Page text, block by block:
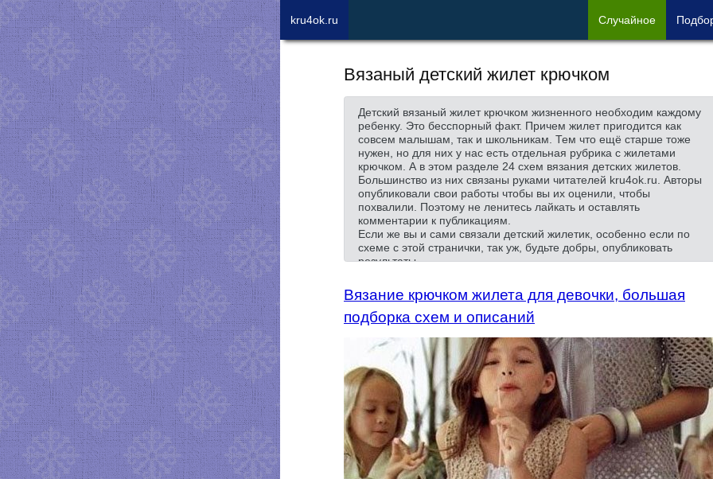
Вязаный детский жилет крючком
Детский вязаный жилет крючком жизненного необходим каждому
ребенку. Это бесспорный факт. Причем жилет пригодится как
совсем малышам, так и школьникам. Тем что ещё старше тоже
нужен, но для них у нас есть отдельная рубрика с жилетами
крючком. А в этом разделе 24 схем вязания детских жилетов.
Большинство из них связаны руками читателей kru4ok.ru. Авторы
опубликовали свои работы чтобы вы их оценили, чтобы
похвалили. Поэтому не ленитесь лайкать и оставлять
комментарии к публикациям.
Если же вы и сами связали детский жилетик, особенно если по
схеме с этой странички, так уж, будьте добры, опубликовать
результаты.
Вязание крючком жилета для девочки, большая
подборка схем и описаний
kru4ok.ru Случайное Под